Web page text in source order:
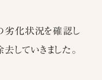
劣化状況を確認し
していきました。